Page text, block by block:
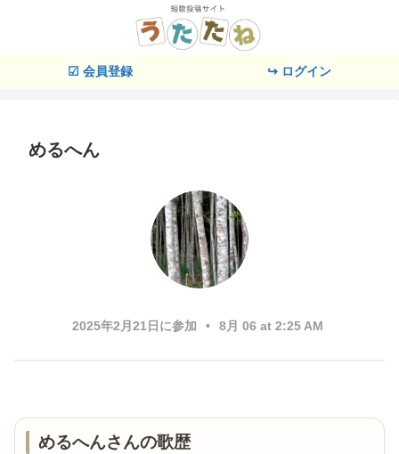
☑ 会員登録 ↪ ログイン
めるへん
2025年2月21日に参加 • 8月 06 at 2:25 AM
めるへんさんの歌歴